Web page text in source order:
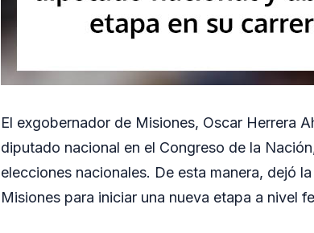
El exgobernador de Misiones, Oscar Herrera
diputado nacional en el Congreso de la
elecciones nacionales. De esta manera, dejó
Misiones para iniciar una nueva etapa a nivel